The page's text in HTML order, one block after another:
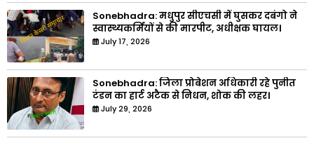
Sonebhadra: मधुपुर सीएचसी में घुसकर दबंगो ने
स्वास्थ्यकर्मियों से की मारपीट, अधीक्षक घायल।
July 17, 2026
Sonebhadra: जिला प्रोबेशन अधिकारी रहे पुनीत
टंडन का हार्ट अटैक से निधन, शोक की लहर।
July 29, 2026